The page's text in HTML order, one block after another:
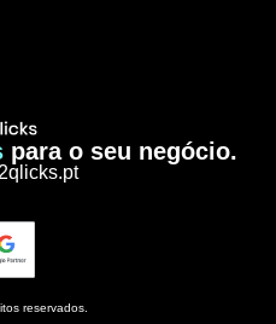
para o seu negócio.
reservados.